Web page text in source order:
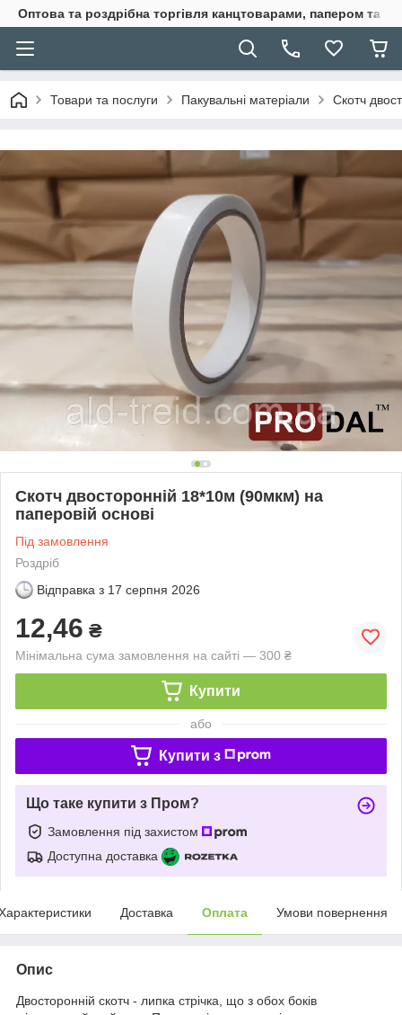
Оптова та роздрібна торгівля канцтоварами, папером та
Товари та послуги Пакувальні матеріали Скотч
Скотч двосторонній 18*10м (90мкм) на
паперовій основі
Під замовлення
Роздріб
Відправка з 17 серпня 2026
12,46 ₴
Мінімальна сума замовлення на сайті — 300 ₴
Купити
або
Купити з
Що таке купити з Пром?
Замовлення під захистом
Доступна доставка
Доставка Оплата Умови повернення
Опис
Двосторонній скотч - липка стрічка, що з обох боків